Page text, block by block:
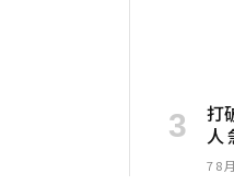
打
人
7 8